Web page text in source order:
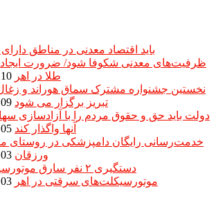
باید اقتصاد معدنی در مناطق
ظرفیت‌های معدنی شکوفا شود/ ضرورت ایجاد
طلا در اهر 10 آگوست 2026
نخستین جشنواره مشترک سماق هوراند و
تبریز برگزار می شود 09 آگوست 2026
دولت باید حق و حقوق مردم را با آزادسازی
آنها واگذار کند 05 آگوست 2026
خدمت‌رسانی رایگان دامپزشکی در روستای
ورزقان 03 آگوست 2026
دستگيری ۲ نفر سارق
موتورسیکلت‌های سرقتی در اهر 03 آگوست 2026